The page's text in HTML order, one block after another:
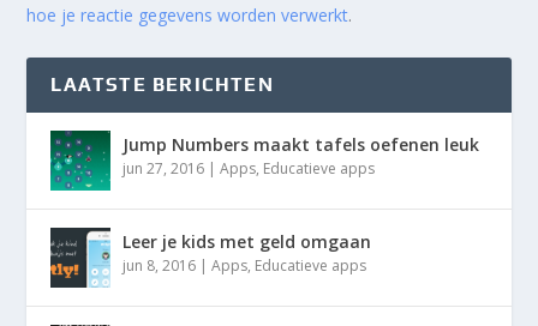
hoe je reactie gegevens worden verwerkt.
LAATSTE BERICHTEN
Jump Numbers maakt tafels oefenen leuk
jun 27, 2016 |Apps, Educatieve apps
Leer je kids met geld omgaan
jun 8, 2016 |Apps, Educatieve apps